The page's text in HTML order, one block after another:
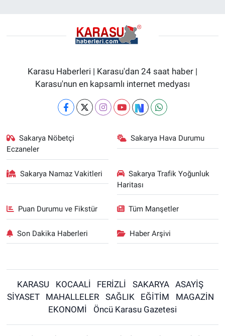
Karasu Haberleri | Karasu'dan 24 saat haber |
Karasu'nun en kapsamlı internet medyası
Sakarya Nöbetçi
Eczaneler
Sakarya Hava Durumu
Sakarya Namaz Vakitleri
Sakarya Trafik Yoğunluk
Haritası
Puan Durumu ve Fikstür Tüm Manşetler
Son Dakika Haberleri Haber Arşivi
KARASU KOCAALİ FERİZLİ SAKARYA
ASAYİŞ
SİYASET
MAHALLELER SAĞLIK EĞİTİM
MAGAZİN
EKONOMİ
Öncü Karasu Gazetesi